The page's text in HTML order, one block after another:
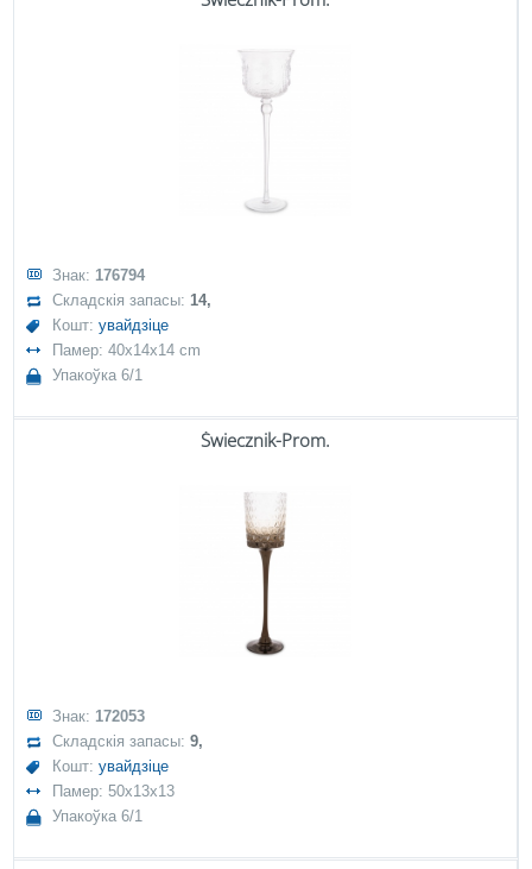
Знак: 176794
Складскія запасы:14,
Кошт:увайдзіце
Памер: 40x14x14 cm
Упакоўка 6/1
Świecznik-Prom.
Знак: 172053
Складскія запасы:9,
Кошт:увайдзіце
Памер: 50x13x13
Упакоўка 6/1